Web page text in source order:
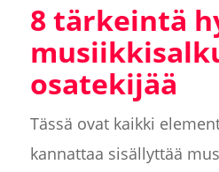
8 tärkeintä
osatekijää
Tässä ovat kaikki
kannattaa sisällyttää